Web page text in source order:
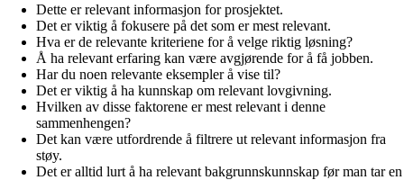
Dette er relevant informasjon for prosjektet.
Det er viktig å fokusere på det som er mest relevant.
Hva er de relevante kriteriene for å velge riktig løsning?
Å ha relevant erfaring kan være avgjørende for å få jobben.
Har du noen relevante eksempler å vise til?
Det er viktig å ha kunnskap om relevant lovgivning.
Hvilken av disse faktorene er mest relevant i denne
sammenhengen?
Det kan være utfordrende å filtrere ut relevant informasjon fra
støy.
Det er alltid lurt å ha relevant bakgrunnskunnskap før man tar en